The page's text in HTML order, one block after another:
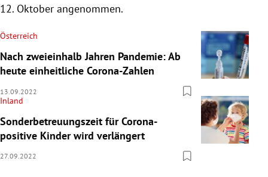
12. Oktober angenommen.
Österreich
Nach zweieinhalb Jahren Pandemie: Ab
heute einheitliche Corona-Zahlen
13.09.2022
Inland
Sonderbetreuungszeit für Corona-
positive Kinder wird verlängert
27.09.2022